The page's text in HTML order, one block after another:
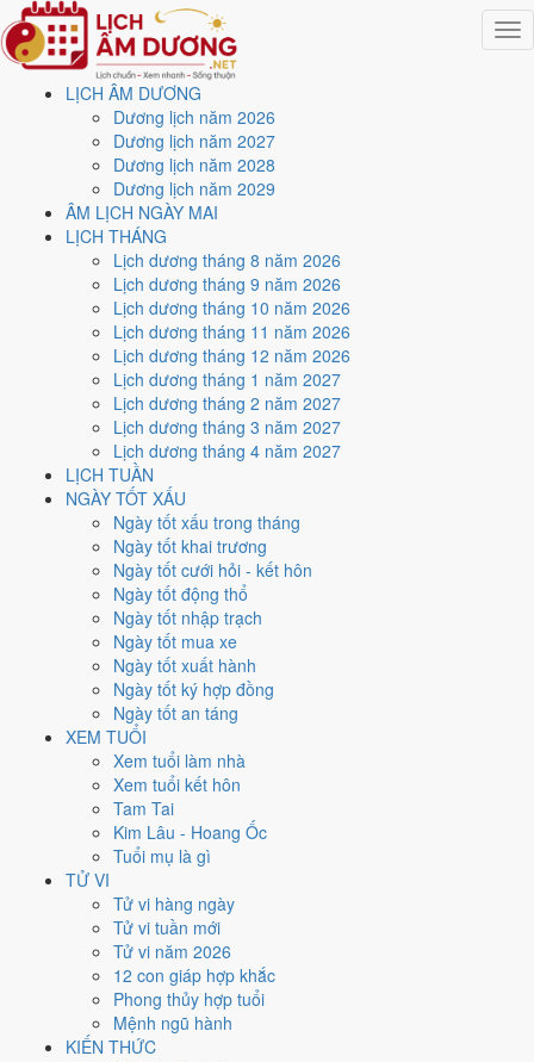
LỊCH ÂM DƯƠNG
Dương lịch năm 2026
Dương lịch năm 2027
Dương lịch năm 2028
Dương lịch năm 2029
ÂM LỊCH NGÀY MAI
LỊCH THÁNG
Lịch dương tháng 8 năm 2026
Lịch dương tháng 9 năm 2026
Lịch dương tháng 10 năm 2026
Lịch dương tháng 11 năm 2026
Lịch dương tháng 12 năm 2026
Lịch dương tháng 1 năm 2027
Lịch dương tháng 2 năm 2027
Lịch dương tháng 3 năm 2027
Lịch dương tháng 4 năm 2027
LỊCH TUẦN
NGÀY TỐT XẤU
Ngày tốt xấu trong tháng
Ngày tốt khai trương
Ngày tốt cưới hỏi - kết hôn
Ngày tốt động thổ
Ngày tốt nhập trạch
Ngày tốt mua xe
Ngày tốt xuất hành
Ngày tốt ký hợp đồng
Ngày tốt an táng
XEM TUỔI
Xem tuổi làm nhà
Xem tuổi kết hôn
Tam Tai
Kim Lâu - Hoang Ốc
Tuổi mụ là gì
TỬ VI
Tử vi hàng ngày
Tử vi tuần mới
Tử vi năm 2026
12 con giáp hợp khắc
Phong thủy hợp tuổi
Mệnh ngũ hành
KIẾN THỨC
Trang chủ
Lịch năm 2026
Tháng 9/2026
Ngày 3/9/2026 (Canh Thìn)
Xem ngày3/9/2026
lịch - Ngày 22/7 âm lịch
(Canh Thìn) tốt hay xấu?
Ngày 3/9/2026 dương lịch (Thứ Năm) là ngày 22/7/2026 âm lịch
Canh Thìn- Chi sinh Can, Trực Thành, Sao Khuê, nạp âm
Bạch Lạp Kim. Tổng hòa, đây là Ngày Đại Cát
cho các việc quan trọng. Giờ Hoàng Đạo trong ngày:
Thìn, Tỵ, Thân, Dậu, Hợi
Ngày Dương
Tháng 9 năm 2026
Tháng 7 âm năm 2026
Tiết Xử Thử
Bính Tý
Bính Ngọ
Ngày Canh Thìn có TrựcThành
việc) và gặp SaoKim Quỹ hoàng đạo
nên đây là Ngày Đại Cát, rất hợp cho cưới hỏi, khai trương, ký
Thân, Tý, Dậuhợp ngày; tuổi